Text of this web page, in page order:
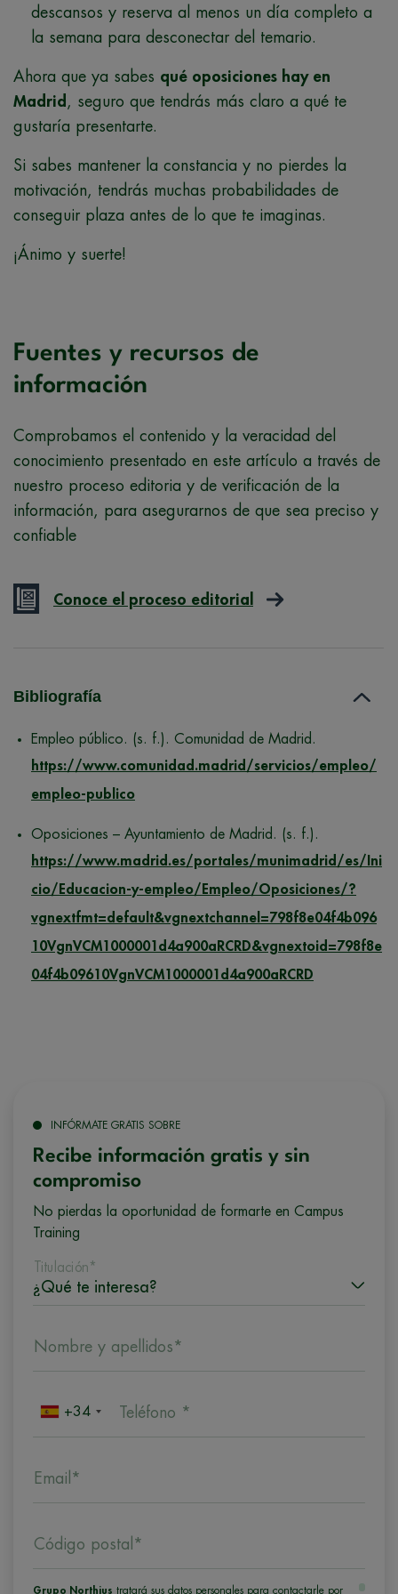
descansos y reserva al menos un día completo a
la semana para desconectar del temario.
Ahora que ya sabes qué oposiciones hay en
Madrid , seguro que tendrás más claro a qué te
gustaría presentarte.
Si sabes mantener la constancia y no pierdes la
motivación, tendrás muchas probabilidades de
conseguir plaza antes de lo que te imaginas.
¡Ánimo y suerte!
Fuentes y recursos de
información
Comprobamos el contenido y la veracidad del
conocimiento presentado en este artículo a través de
nuestro proceso editoria y de verificación de la
información, para asegurarnos de que sea preciso y
confiable
Conoce el proceso editorial
Bibliografía
Empleo público. (s. f.). Comunidad de Madrid.
https://www.comunidad.madrid/servicios/empleo/
empleo-publico
Oposiciones – Ayuntamiento de Madrid. (s. f.).
https://www.madrid.es/portales/munimadrid/es/Ini
cio/Educacion-y-empleo/Empleo/Oposiciones/?
vgnextfmt=default&vgnextchannel=798f8e04f4b096
10VgnVCM1000001d4a900aRCRD&vgnextoid=798f8e
04f4b09610VgnVCM1000001d4a900aRCRD
INFÓRMATE GRATIS SOBRE
Recibe información gratis y sin
compromiso
No pierdas la oportunidad de formarte en Campus
Training
Titulación*
Nombre y apellidos*
+34 Teléfono *
Email*
Código postal*
Grupo Northius tratará sus datos personales para contactarle por